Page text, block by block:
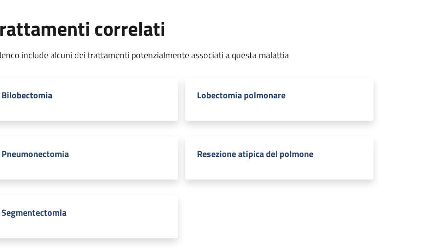
correlati
include alcuni dei trattamenti potenzialmente associati a questa malattia
Bilobectomia Lobectomia polmonare
Pneumonectomia Resezione atipica del polmone
Segmentectomia